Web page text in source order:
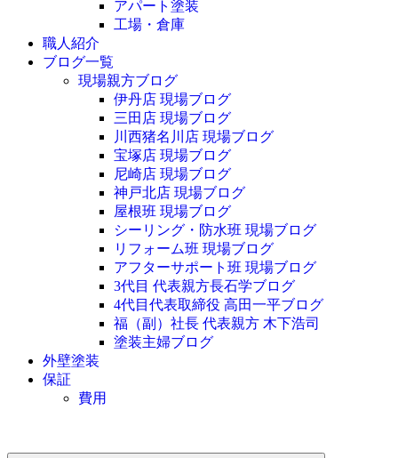
アパート塗装
工場・倉庫
職人紹介
ブログ一覧
現場親方ブログ
伊丹店 現場ブログ
三田店 現場ブログ
川西猪名川店 現場ブログ
宝塚店 現場ブログ
尼崎店 現場ブログ
神戸北店 現場ブログ
屋根班 現場ブログ
シーリング・防水班 現場ブログ
リフォーム班 現場ブログ
アフターサポート班 現場ブログ
3代目 代表親方長石学ブログ
4代目代表取締役 高田一平ブログ
福（副）社長 代表親方 木下浩司
塗装主婦ブログ
外壁塗装
保証
費用